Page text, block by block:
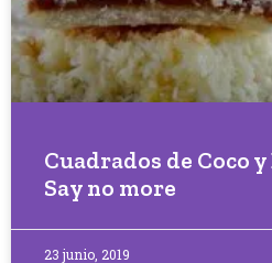
Cuadrados de Coco
Say no more
23 junio, 2019